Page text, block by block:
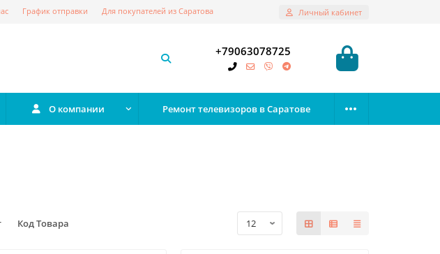
График отправки Для покупателей из Саратова Личный кабинет
+79063078725
О компании Ремонт телевизоров в Саратове
Код Товара